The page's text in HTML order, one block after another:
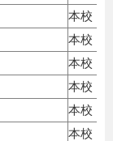
本校
本校
本校
本校
本校
本校